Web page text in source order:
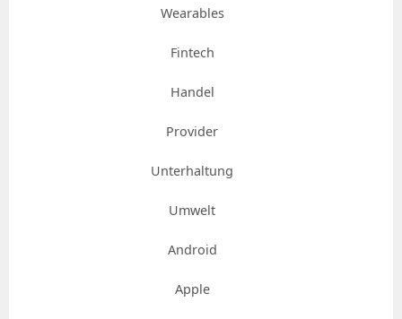
Wearables
Fintech
Handel
Provider
Unterhaltung
Umwelt
Android
Apple